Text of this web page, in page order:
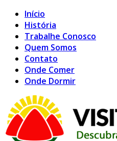
Início
História
Trabalhe Conosco
Quem Somos
Contato
Onde Comer
Onde Dormir